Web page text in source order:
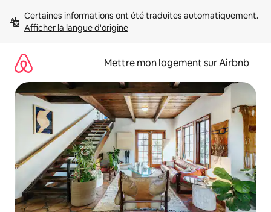
directement
Afficher la langue d'origine
Mettre mon logement sur Airbnb